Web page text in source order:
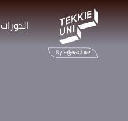
الدورات